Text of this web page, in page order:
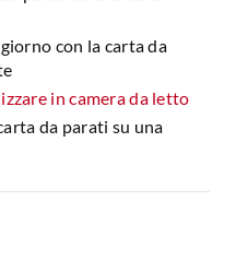
con la carta da
in camera da letto
da parati su una